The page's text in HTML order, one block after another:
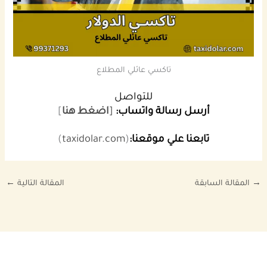
تاكسي عائلي المطلاع
للتواصل
أرسل رسالة واتساب: [اضغط هنا]
تابعنا علي موقعنا:(
taxidolar.com
)
→ المقالة السابقة المقالة التالية ←